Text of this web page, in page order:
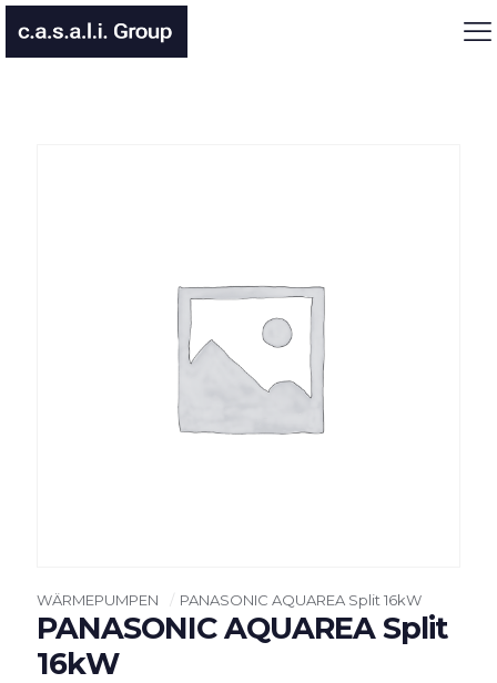
WÄRMEPUMPEN / PANASONIC AQUAREA Split 16kW
PANASONIC AQUAREA Split
16kW